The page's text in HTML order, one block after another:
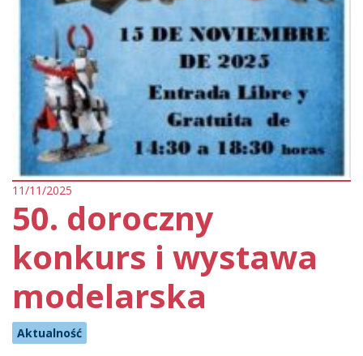
11/11/2025
50. doroczny
konkurs i wystawa
modelarska
Aktualność